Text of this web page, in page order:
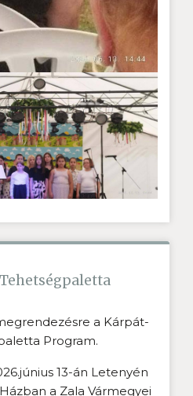
a Kárpát-
Program.
13-án Letenyén
a Zala Vármegyei